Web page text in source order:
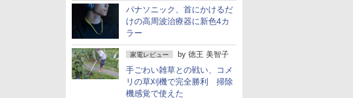
パナソニック、首にかけるだ
けの高周波治療器に新色4カ
ラー
家電レビュー by 徳王 美智子
手ごわい雑草との戦い、コメ
リの草刈機で完全勝利 掃除
機感覚で使えた